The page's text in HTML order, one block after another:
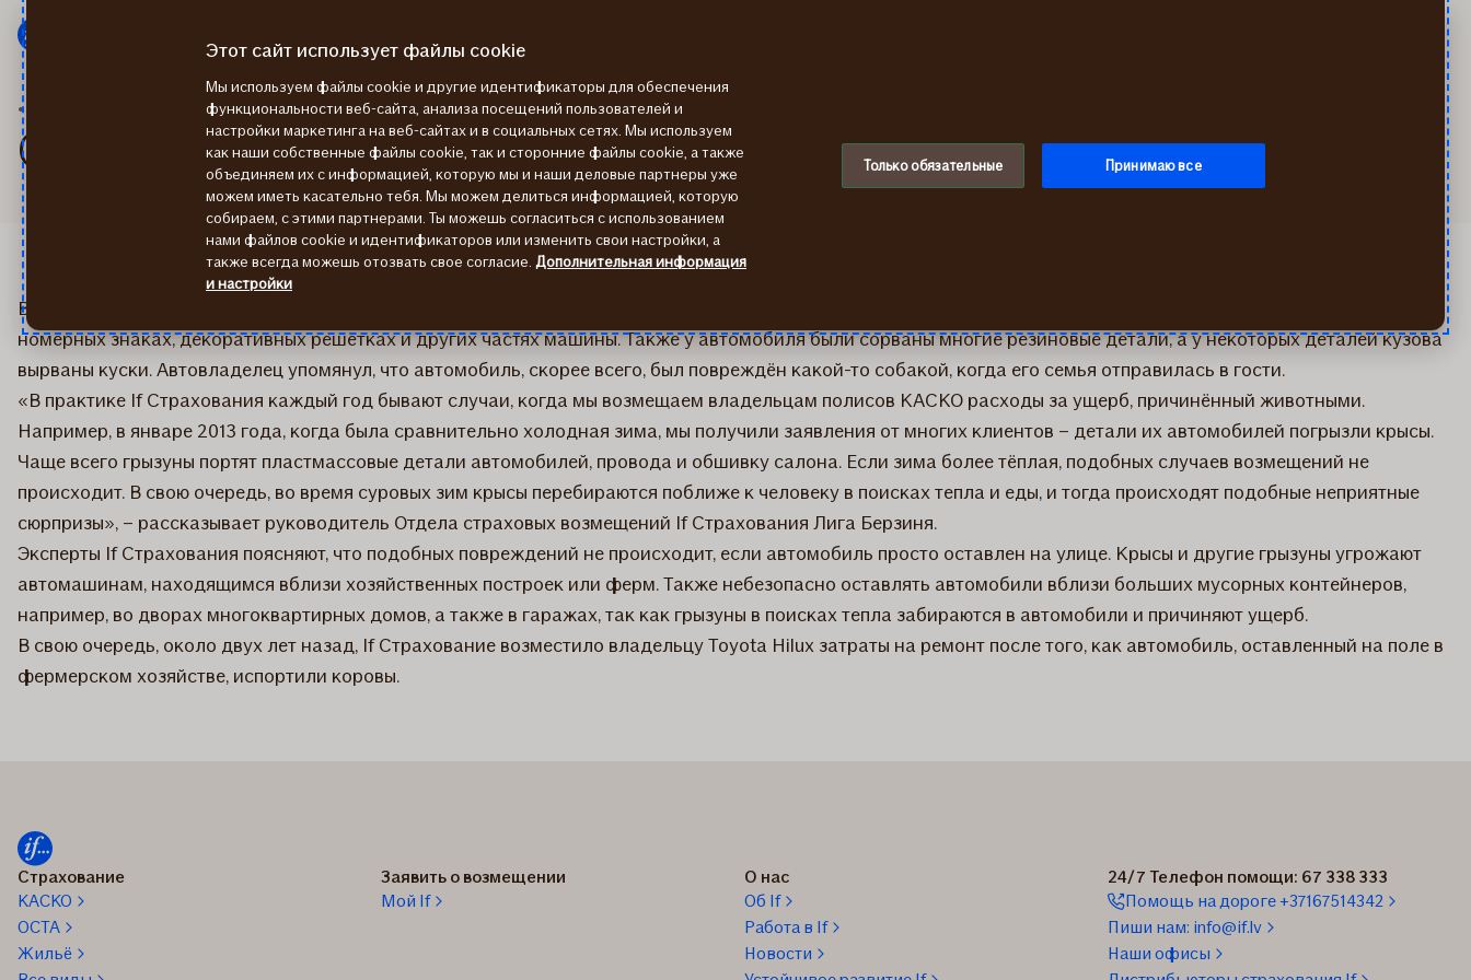
Мену
Перейти
содержанию
Собака погрызла кузов BMW X5
Собака погрызла кузов BMW X5
Владелец автомобиля BMW X5 2014 года выпуска в заявлении указал, что при мытье автомобиля констатировал видимые следы укусов на кузове – крыльях,
номерных знаках, декоративных решётках и других частях машины. Также у автомобиля были сорваны многие резиновые детали, а у некоторых деталей кузова
вырваны куски. Автовладелец упомянул, что автомобиль, скорее всего, был повреждён какой-то собакой, когда его семья отправилась в гости.
«В практике If Страхования каждый год бывают случаи, когда мы возмещаем владельцам полисов КАСКО расходы за ущерб, причинённый животными.
Например, в январе 2013 года, когда была сравнительно холодная зима, мы получили заявления от многих клиентов – детали их автомобилей погрызли крысы.
Чаще всего грызуны портят пластмассовые детали автомобилей, провода и обшивку салона. Если зима более тёплая, подобных случаев возмещений не
происходит. В свою очередь, во время суровых зим крысы перебираются поближе к человеку в поисках тепла и еды, и тогда происходят подобные неприятные
сюрпризы», – рассказывает руководитель Отдела страховых возмещений If Страхования Лига Берзиня.
Эксперты If Страхования поясняют, что подобных повреждений не происходит, если автомобиль просто оставлен на улице. Крысы и другие грызуны угрожают
автомашинам, находящимся вблизи хозяйственных построек или ферм. Также небезопасно оставлять автомобили вблизи больших мусорных контейнеров,
например, во дворах многоквартирных домов, а также в гаражах, так как грызуны в поисках тепла забираются в автомобили и причиняют ущерб.
В свою очередь, около двух лет назад, If Страхование возместило владельцу Toyota Hilux затраты на ремонт после того, как автомобиль, оставленный на поле в
фермерском хозяйстве, испортили коровы.
Страхование
КАСКО
OCTA
Жильё
Заявить о возмещении
Мой If
О нас
Об If
Работа в If
Новости
24/7 Телефон помощи: 67 338 333
Помощь на дороге +37167514342
Пиши нам: info@if.lv
Наши офисы
Этот сайт использует файлы cookie
Мы используем файлы cookie и другие идентификаторы для обеспечения
функциональности веб-сайта, анализа посещений пользователей и
настройки маркетинга на веб-сайтах и в социальных сетях. Мы используем
как наши собственные файлы cookie, так и сторонние файлы cookie, а также
объединяем их с информацией, которую мы и наши деловые партнеры уже
можем иметь касательно тебя. Мы можем делиться информацией, которую
собираем, с этими партнерами. Ты можешь согласиться с использованием
нами файлов cookie и идентификаторов или изменить свои настройки, а
также всегда можешь отозвать свое согласие. Дополнительная информация
и настройки
Только обязательные Принимаю все